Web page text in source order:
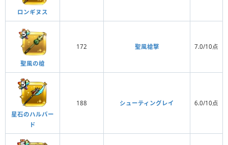
ロンギヌス
聖風の槍
172 聖風槍撃 7.0/10点
星石のハルバー
ド
188 シューティングレイ 6.0/10点